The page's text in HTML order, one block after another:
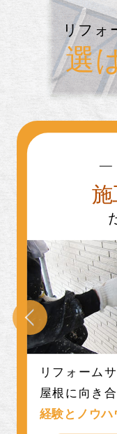
リフォ
選
表
工事品質に
足いただい
ます。